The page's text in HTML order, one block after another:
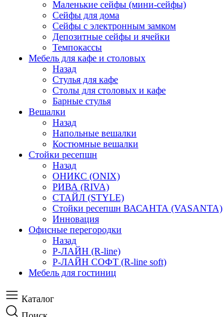
Маленькие сейфы (мини-сейфы)
Сейфы для дома
Сейфы с электронным замком
Депозитные сейфы и ячейки
Темпокассы
Мебель для кафе и столовых
Назад
Стулья для кафе
Столы для столовых и кафе
Барные стулья
Вешалки
Назад
Напольные вешалки
Костюмные вешалки
Стойки ресепшн
Назад
ОНИКС (ONIX)
РИВА (RIVA)
СТАЙЛ (STYLE)
Стойки ресепшн ВАСАНТА (VASANTA)
Инновация
Офисные перегородки
Назад
Р-ЛАЙН (R-line)
Р-ЛАЙН СОФТ (R-line soft)
Мебель для гостиниц
Каталог